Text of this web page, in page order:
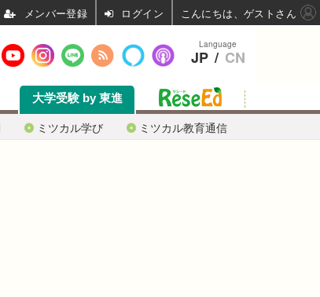
ミツカル学び ミツカル教育通信
大学受験 by 東進
Language
JP / CN
ログイン こんにちは、ゲストさん